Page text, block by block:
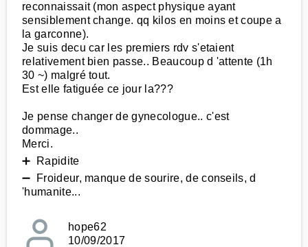
reconnaissait (mon aspect physique ayant
sensiblement change. qq kilos en moins et coupe a
la garconne).
Je suis decu car les premiers rdv s'etaient
relativement bien passe.. Beaucoup d 'attente (1h
30 ~) malgré tout.
Est elle fatiguée ce jour la???
Je pense changer de gynecologue.. c'est
dommage..
Merci.
➕ Rapidite
➖ Froideur, manque de sourire, de conseils, d
'humanite...
hope62
10/09/2017